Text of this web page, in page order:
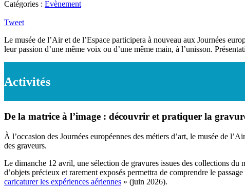
Catégories : Evènement
Tweet
Le musée de l’Air et de l’Espace participera à nouveau aux Journées
leur passion d’une même voix ou d’une même main, à l’unisson.
Activités
De la matrice à l’image : découvrir et pratiquer la
À l’occasion des Journées européennes des métiers d’art, le musée de
des graveurs.
Le dimanche 12 avril, une sélection de gravures issues des collections du
d’objets précieux et rarement exposés permettra de comprendre le
caricaturer les expériences aériennes » (juin 2026).